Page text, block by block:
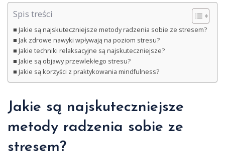
Spis treści
Jakie są najskuteczniejsze metody radzenia sobie ze stresem?
Jak zdrowe nawyki wpływają na poziom stresu?
Jakie techniki relaksacyjne są najskuteczniejsze?
Jakie są objawy przewlekłego stresu?
Jakie są korzyści z praktykowania mindfulness?
Jakie są najskuteczniejsze
metody radzenia sobie ze
stresem?